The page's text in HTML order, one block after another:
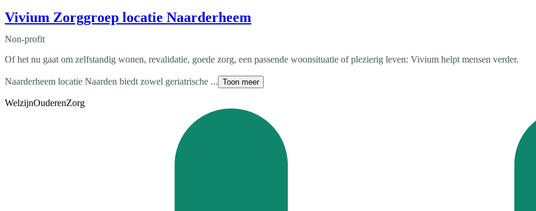
Vivium Zorggroep locatie Naarderheem
Non-profit
Of het nu gaat om zelfstandig wonen, revalidatie, goede zorg, een passende woonsituatie of plezierig leven: Vivium helpt mensen verder.
Naarderheem locatie Naarden biedt zowel geriatrische ... Toon meer
WelzijnOuderenZorg